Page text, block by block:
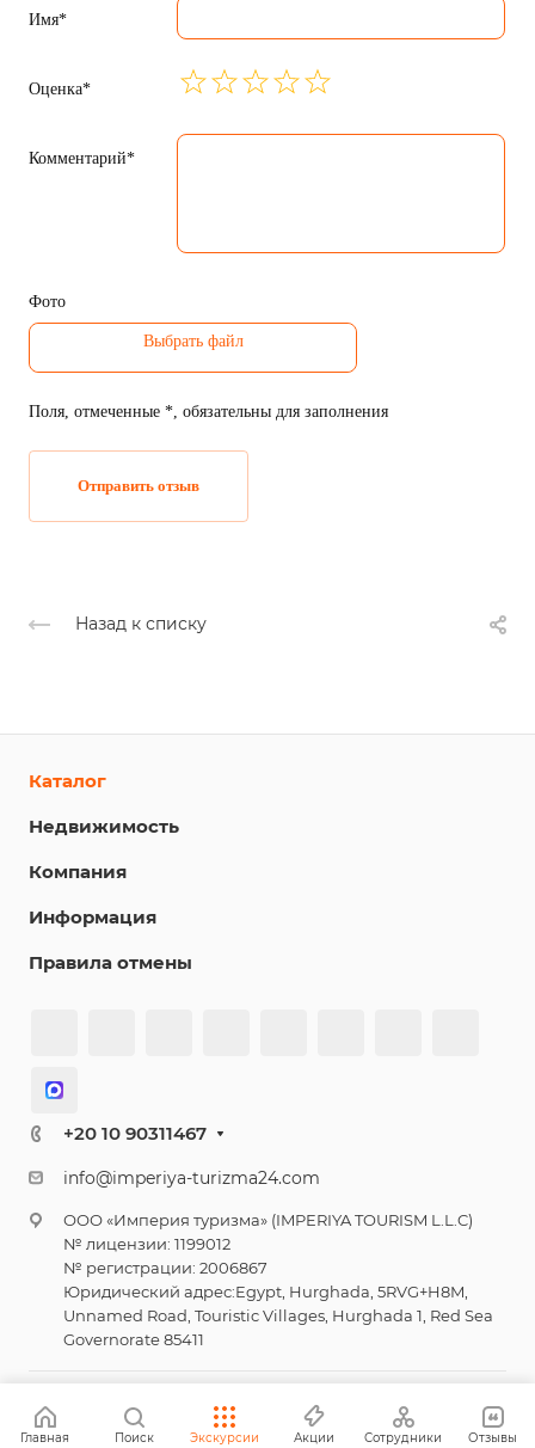
Имя*
Оценка*
Комментарий*
Фото
Поля, отмеченные *, обязательны для заполнения
Отправить отзыв
Назад к списку
Каталог
Недвижимость
Компания
Информация
Правила отмены
+20 10 90311467
info@imperiya-turizma24.com
ООО «Империя туризма» (IMPERIYA TOURISM L.L.C)
№ лицензии: 1199012
№ регистрации: 2006867
Юридический адрес:Egypt, Hurghada, 5RVG+H8M,
Unnamed Road, Touristic Villages, Hurghada 1, Red Sea
Governorate 85411
© 2026 Империя туризма
Главная Поиск Экскурсии Акции Сотрудники Отзывы